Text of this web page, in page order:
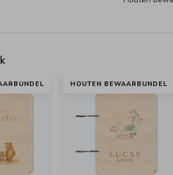
HOUTEN BEWAARBUNDEL